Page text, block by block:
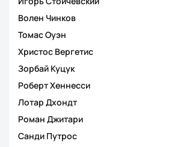
Волен Чинков
Томас Оуэн
Христос Вергетис
Зорбай Куцук
Роберт Хеннесси
Лотар Дхондт
Роман Джитари
Санди Путрос